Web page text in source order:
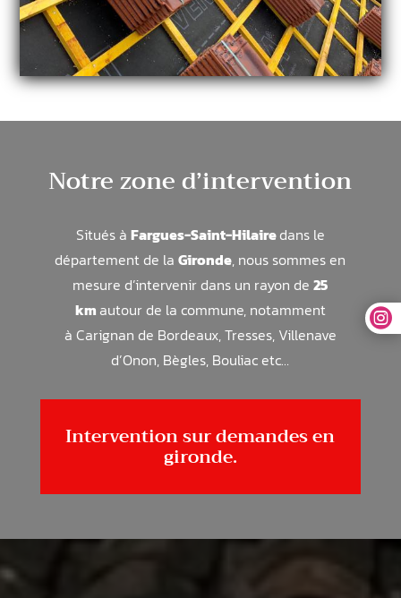
Notre zone d’intervention
Situés à Fargues-Saint-Hilairedans le
département de la Gironde, nous sommes en
mesure d’intervenir dans un rayon de 25
km autour de la commune, notamment
à Carignan de Bordeaux, Tresses, Villenave
d’Onon, Bègles, Bouliac etc…
Intervention sur demandes en
gironde.
